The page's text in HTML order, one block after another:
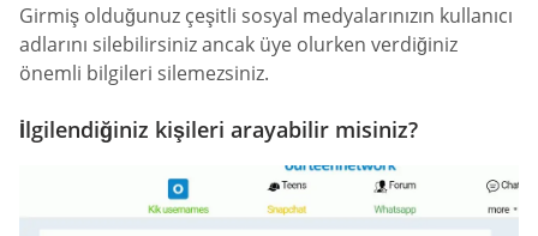
Girmiş olduğunuz çeşitli sosyal medyalarınızın kullanıcı
adlarını silebilirsiniz ancak üye olurken verdiğiniz
önemli bilgileri silemezsiniz.
İlgilendiğiniz kişileri arayabilir misiniz?